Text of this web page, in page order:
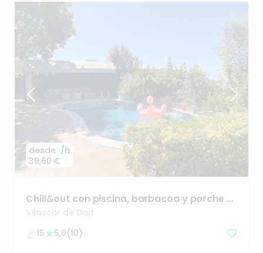
desde
39,60 €
/h
Chill&out con piscina​,​ barbacoa y porche a
20' de Barcelona
Vilassar de Dalt
15
5,0(10)